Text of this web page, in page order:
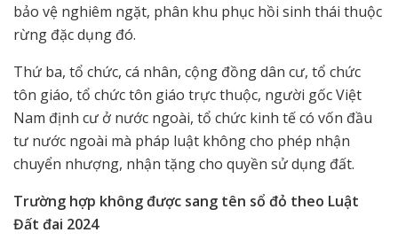
bảo vệ nghiêm ngặt, phân khu phục hồi sinh thái thuộc
rừng đặc dụng đó.
Thứ ba, tổ chức, cá nhân, cộng đồng dân cư, tổ chức
tôn giáo, tổ chức tôn giáo trực thuộc, người gốc Việt
Nam định cư ở nước ngoài, tổ chức kinh tế có vốn đầu
tư nước ngoài mà pháp luật không cho phép nhận
chuyển nhượng, nhận tặng cho quyền sử dụng đất.
Trường hợp không được sang tên sổ đỏ theo Luật
Đất đai 2024